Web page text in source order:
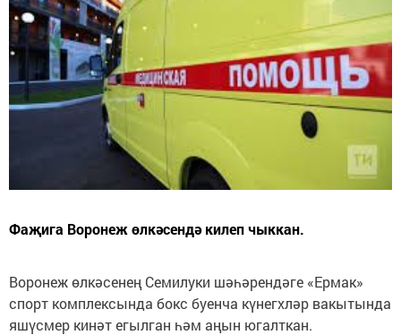
Фаҗига Воронеж өлкәсендә килеп чыккан.
Воронеж өлкәсенең Семилуки шәһәрендәге «Ермак»
спорт комплексында бокс буенча күнегхләр вакытында
яшүсмер кинәт егылган һәм аңын югалткан.